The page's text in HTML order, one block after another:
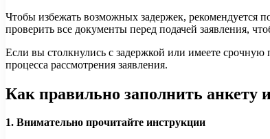
Чтобы избежать возможных задержек, рекомендуется
проверить все документы перед подачей заявления,
Если вы столкнулись с задержкой или имеете
процесса рассмотрения заявления.
Как правильно заполнить анкету
1. Внимательно прочитайте инструкции